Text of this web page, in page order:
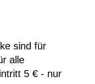
sind für
alle
5 € - nur